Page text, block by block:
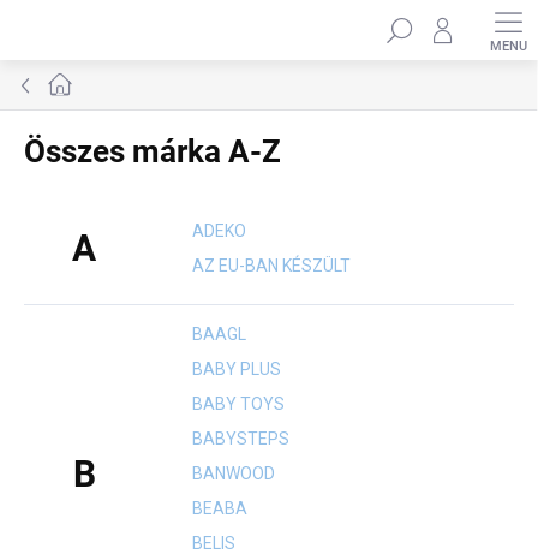
tartalomhoz
Keresés
Kezdőlap
Összes márka A-Z
A
ADEKO
AZ EU-BAN KÉSZÜLT
B
BAAGL
BABY PLUS
BABY TOYS
BABYSTEPS
BANWOOD
BEABA
BELIS